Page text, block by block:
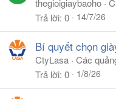
thegioigiaybaoho
Trả lời 0 14/7/26
Bí quyết chọn
CtyLasa Các
Trả lời 0 1/8/26